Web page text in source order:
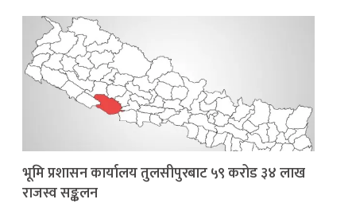
भूमि प्रशासन कार्यालय तुलसीपुरबाट ५९ करोड ३४ लाख
राजस्व सङ्कलन